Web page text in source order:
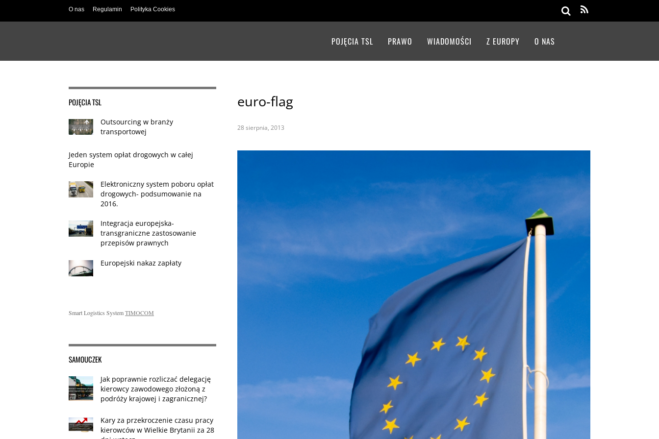
O nas Regulamin Polityka Cookies
POJĘCIA TSL PRAWO WIADOMOŚCI Z EUROPY O NAS
euro-flag
28 sierpnia, 2013
POJĘCIA TSL
Outsourcing w branży
transportowej
Jeden system opłat drogowych w całej
Europie
Elektroniczny system poboru opłat
drogowych- podsumowanie na
2016.
Integracja europejska-
transgraniczne zastosowanie
przepisów prawnych
Europejski nakaz zapłaty
Smart Logistics SystemTIMOCOM
SAMOUCZEK
Jak poprawnie rozliczać delegację
kierowcy zawodowego złożoną z
podróży krajowej i zagranicznej?
Kary za przekroczenie czasu pracy
kierowców w Wielkie Brytanii za 28